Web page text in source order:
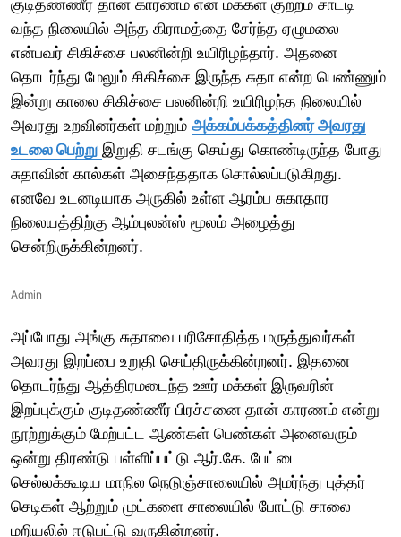
வந்த நிலையில் அந்த கிராமத்தை சேர்ந்த ஏழுமலை
என்பவர் சிகிச்சை பலனின்றி உயிரிழந்தார். அதனை
தொடர்ந்து மேலும் சிகிச்சை இருந்த சுதா என்ற பெண்ணும்
இன்று காலை சிகிச்சை பலனின்றி உயிரிழந்த நிலையில்
அவரது உறவினர்கள் மற்றும் அக்கம்பக்கத்தினர் அவரது
உடலை பெற்று இறுதி சடங்கு செய்து கொண்டிருந்த போது
சுதாவின் கால்கள் அசைந்ததாக சொல்லப்படுகிறது.
எனவே உடனடியாக அருகில் உள்ள ஆரம்ப சுகாதார
நிலையத்திற்கு ஆம்புலன்ஸ் மூலம் அழைத்து
சென்றிருக்கின்றனர்.
Admin
அப்போது அங்கு சுதாவை பரிசோதித்த மருத்துவர்கள்
அவரது இறப்பை உறுதி செய்திருக்கின்றனர். இதனை
தொடர்ந்து ஆத்திரமடைந்த ஊர் மக்கள் இருவரின்
இறப்புக்கும் குடிதண்ணீர் பிரச்சனை தான் காரணம் என்று
நூற்றுக்கும் மேற்பட்ட ஆண்கள் பெண்கள் அனைவரும்
ஒன்று திரண்டு பள்ளிப்பட்டு ஆர்.கே. பேட்டை
செல்லக்கூடிய மாநில நெடுஞ்சாலையில் அமர்ந்து புத்தர்
செடிகள் ஆற்றும் முட்களை சாலையில் போட்டு சாலை
மறியலில் ஈடுபட்டு வருகின்றனர்.